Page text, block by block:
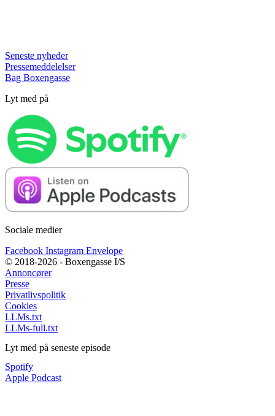
Seneste nyheder
Pressemeddelelser
Bag Boxengasse
Lyt med på
Sociale medier
Facebook Instagram Envelope
© 2018-2026 - Boxengasse I/S
Annoncører
Presse
Privatlivspolitik
Cookies
LLMs.txt
LLMs-full.txt
Lyt med på seneste episode
Spotify
Apple Podcast